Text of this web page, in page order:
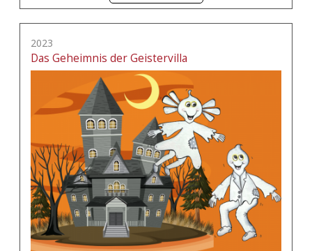
2023
Das Geheimnis der Geistervilla